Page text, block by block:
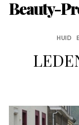
Beauty-
HUID